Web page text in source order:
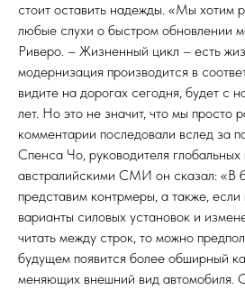
стоит оставить надежды. «Мы хотим
любые слухи о быстром обновлении
Риверо. – Жизненный цикл – есть
модернизация производится в
видите на дорогах сегодня, будет с
лет. Но это не значит, что мы просто
комментарии последовали вслед за
Спенса Чо, руководителя
австралийскими СМИ он сказал: «В
представим контрмеры, а также, если
варианты силовых установок и
читать между строк, то можно
будущем появится более обширный
меняющих внешний вид автомобиля.